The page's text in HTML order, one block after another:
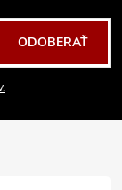
ODOBERAŤ